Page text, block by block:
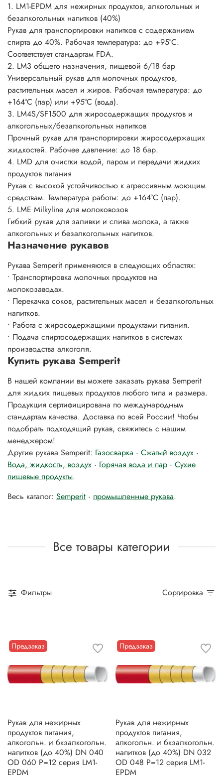
1. LM1-EPDM для нежирных продуктов, алкогольных и
безалкогольных напитков (40%)
Рукав для транспортировки напитков с содержанием
спирта до 40%. Рабочая температура: до +95°C.
Соответствует стандартам FDA.
2. LM3 общего назначения, пищевой 6/18 бар
Универсальный рукав для молочных продуктов,
растительных масел и жиров. Рабочая температура: до
+164°C (пар) или +95°C (вода).
3. LM4S/SF1500 для жиросодержащих продуктов и
алкогольных/безалкогольных напитков
Прочный рукав для транспортировки жиросодержащих
жидкостей. Рабочее давление: до 18 бар.
4. LMD для очистки водой, паром и передачи жидких
продуктов питания
Рукав с высокой устойчивостью к агрессивным моющим
средствам. Температура работы: до +164°C (пар).
5. LME Milkyline для молоковозов
Гибкий рукав для заливки и слива молока, а также
алкогольных и безалкогольных напитков.
Назначение рукавов
Рукава Semperit применяются в следующих областях:
• Транспортировка молочных продуктов на
молокозаводах.
• Перекачка соков, растительных масел и безалкогольных
напитков.
• Работа с жиросодержащими продуктами питания.
• Подача спиртосодержащих напитков в системах
производства алкоголя.
Купить рукава Semperit
В нашей компании вы можете заказать рукава Semperit
для жидких пищевых продуктов любого типа и размера.
Продукция сертифицирована по международным
стандартам качества. Доставка по всей России! Чтобы
подобрать подходящий рукав, свяжитесь с нашим
менеджером!
Другие рукава Semperit: Газосварка · Сжатый воздух ·
Вода, жидкость, воздух · Горячая вода и пар · Сухие
пищевые продукты.
Весь каталог: Semperit · промышленные рукава.
Все товары категории
Фильтры Сортировка
Предзаказ
Рукав для нежирных
продуктов питания,
алкогольн. и бкзалкогольн.
напитков (до 40%) DN 040
OD 060 Р=12 серия LM1-
EPDM
Предзаказ
Рукав для нежирных
продуктов питания,
алкогольн. и бкзалкогольн.
напитков (до 40%) DN 032
OD 048 Р=12 серия LM1-
EPDM